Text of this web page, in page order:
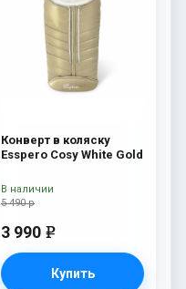
Конверт в коляску
Esspero Cosy White Gold
5 490 р
3 990 e
Купить
В наличии